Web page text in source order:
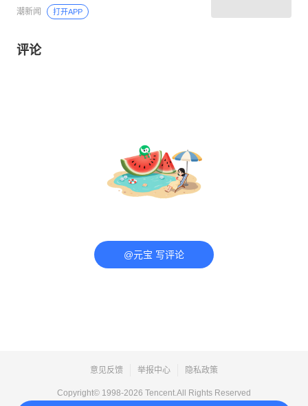
潮新闻 打开APP
评论
@元宝 写评论
意见反馈 举报中心 隐私政策
Copyright© 1998-2026 Tencent.All Rights Reserved